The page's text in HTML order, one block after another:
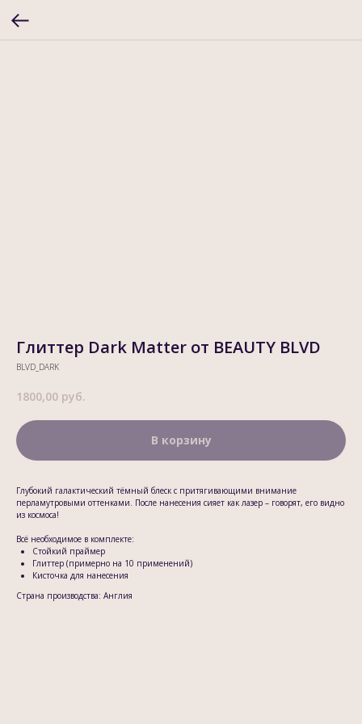
Глиттер Dark Matter от BEAUTY BLVD
BLVD_DARK
1800,00 руб.
В корзину
Глубокий галактический тёмный блеск с притягивающими внимание
перламутровыми оттенками. После нанесения сияет как лазер – говорят, его видно
из космоса!
Всё необходимое в комплекте:
Стойкий праймер
Глиттер (примерно на 10 применений)
Кисточка для нанесения
Страна производства: Англия